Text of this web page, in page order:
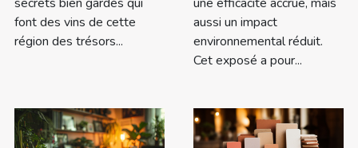
font des vins de cette
région des trésors...
aussi un impact
environnemental réduit.
Cet exposé a pour...